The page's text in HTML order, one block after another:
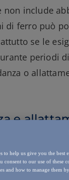
non include
di ferro può
se le
periodi
o
e
di
to help us give you the best
consent to our use of these
and how to manage them